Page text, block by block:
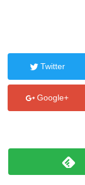
Twitter
Google+